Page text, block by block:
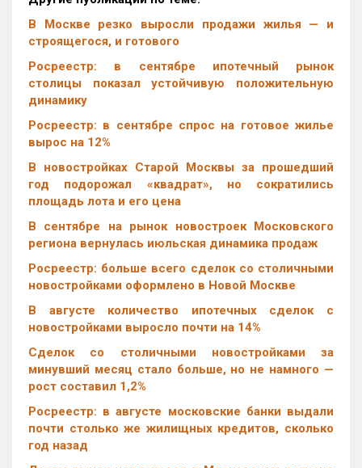
В Москве резко выросли продажи жилья — и
строящегося, и готового
Росреестр: в сентябре ипотечный рынок
столицы показал устойчивую положительную
динамику
Росреестр: в сентябре спрос на готовое жилье
вырос на 12%
В новостройках Старой Москвы за прошедший
год подорожал «квадрат», но сократились
площадь лота и его цена
В сентябре на рынок новостроек Московского
региона вернулась июльская динамика продаж
Росреестр: больше всего сделок со столичными
новостройками оформлено в Новой Москве
В августе количество ипотечных сделок с
новостройками выросло почти на 14%
Cделок со столичными новостройками за
минувший месяц стало больше, но не намного —
рост составил 1,2%
Росреестр: в августе московские банки выдали
почти столько же жилищных кредитов, сколько
год назад